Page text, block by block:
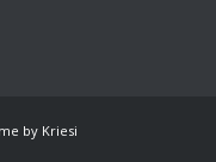
by Kriesi